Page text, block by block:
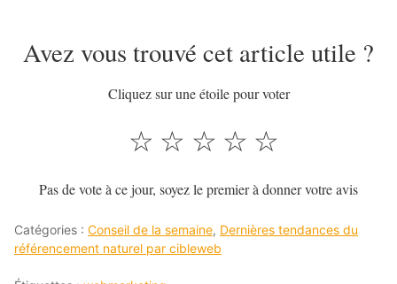
Avez vous trouvé cet article utile ?
Cliquez sur une étoile pour voter
☆
☆
☆
☆
☆
Pas de vote à ce jour, soyez le premier à donner votre avis
Catégories : Conseil de la semaine, Dernières tendances du
référencement naturel par cibleweb